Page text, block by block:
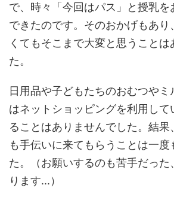
で、時々「今回はパス」と授乳
できたのです。そのおかげもあり
くてもそこまで大変と思うことは
た。
日用品や子どもたちのおむつや
はネットショッピングを利用して
ることはありませんでした。結果
も手伝いに来てもらうことは一度
た。（お願いするのも苦手だった
ります...）